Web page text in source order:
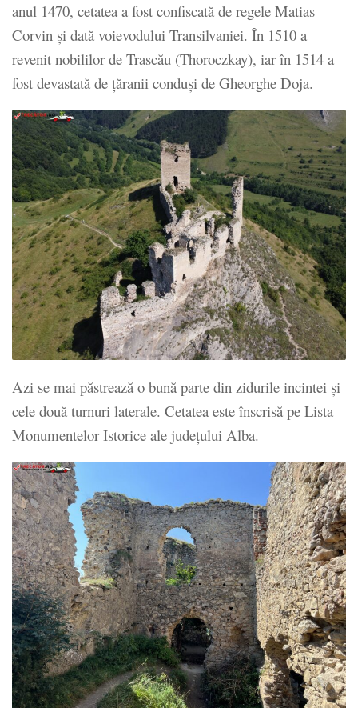
anul 1470, cetatea a fost confiscată de regele Matias
Corvin şi dată voievodului Transilvaniei. În 1510 a
revenit nobililor de Trascău (Thoroczkay), iar în 1514 a
fost devastată de ţăranii conduşi de Gheorghe Doja.
Azi se mai păstrează o bună parte din zidurile incintei şi
cele două turnuri laterale. Cetatea este înscrisă pe Lista
Monumentelor Istorice ale judeţului Alba.